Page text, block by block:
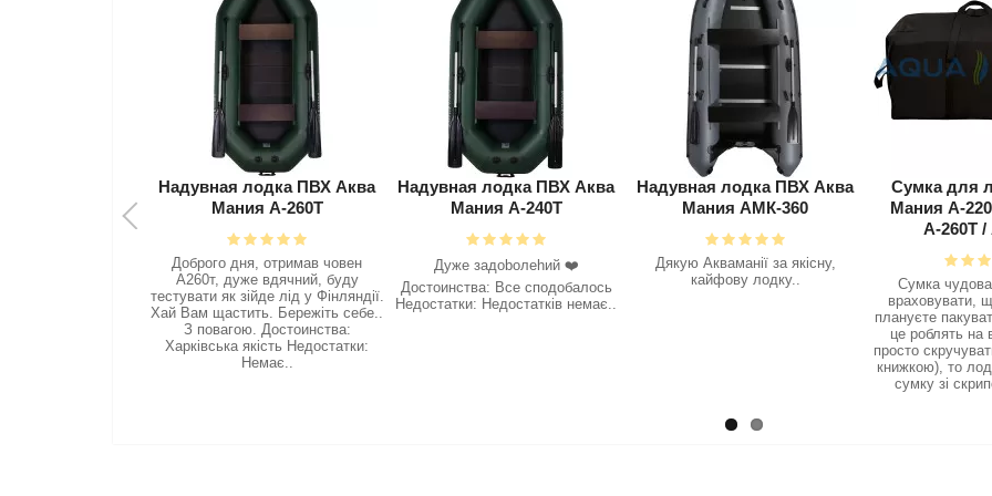
зійде лід у Фінляндії.
Надувная лодка ПВХ Аква
Мания А-240Т
Дyжe зaдoboлehий ❤️‍
Достоинства: Все сподобалось
Недостатки: Недостатків немає..
Надувная лодка ПВХ Аква
Мания АМК-360
Дякую Акваманії за якісну,
кайфову лодку..
Сумка для лодки Аква
Мания А-220Т / А-240Т /
А-260Т / А-280Т
Сумка чудова!! але треба
Надувная
Мания
Одразу після
зрозумів, що
вибором човна ,
не слухав і
, а не нднд , з
землі зібрав